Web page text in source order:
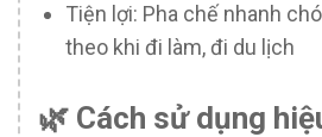
Tiện lợi: Pha chế nhanh
theo khi đi làm, đi du lịch
🌿 Cách sử dụng